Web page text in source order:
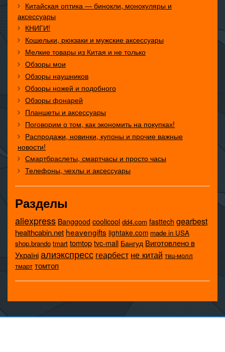
Китайская оптика — бинокли, монокуляры и
аксессуары
КНИГИ!
Кошельки, рюкзаки и мужские аксессуары
Мелкие товары из Китая и не только
Обзоры мои
Обзоры наушников
Обзоры ножей и подобного
Обзоры фонарей
Планшеты и аксессуары
Поговорим о том, как экономить на покупках!
Распродажи, новинки, купоны и прочие важные
новости!
Смартбраслеты, смартчасы и просто часы
Телефоны, чехлы и аксессуары
Разделы
aliexpress Banggood coolicool dd4.com fasttech gearbest
healthcabin.net heavengifts lightake.com made in USA
shop.brando tmart tomtop tvc-mall Бангуд Виготовлено в
Україніалиэкспресс геарбест не китай твц-молл
тмарт томтоп